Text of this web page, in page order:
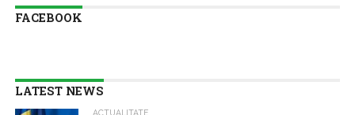
FACEBOOK
LATEST NEWS
ACTUALITATE